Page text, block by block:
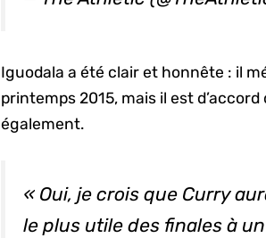
Iguodala a été clair et honnête : il
printemps 2015, mais il est
également.
« Oui, je crois que Curry
le plus utile des finales à